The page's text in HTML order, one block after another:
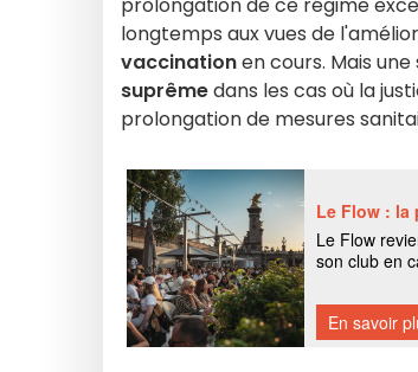
longtemps aux vues de
vaccinationen cours. Mais
suprêmedans les cas où la
prolongation de mesures